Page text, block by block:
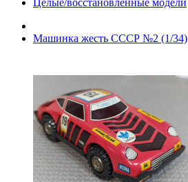
Целые/восстановленные модели
Машинка жесть СССР №2 (1/34)